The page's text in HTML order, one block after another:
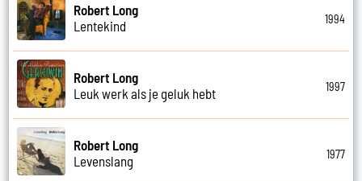
Robert Long
Lentekind
1994
Robert Long
Leuk werk als je geluk hebt
1997
Robert Long
Levenslang
1977